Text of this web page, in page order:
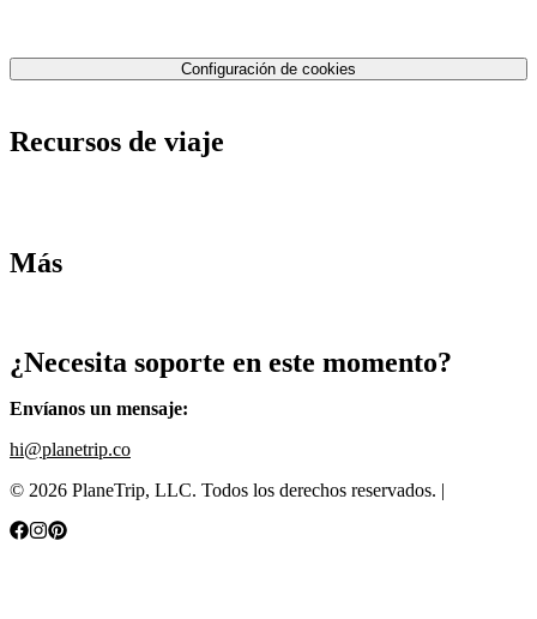
Configuración de cookies
Recursos de viaje
Más
¿Necesita soporte en este momento?
Envíanos un mensaje:
hi@planetrip.co
© 2026 PlaneTrip, LLC. Todos los derechos reservados. |